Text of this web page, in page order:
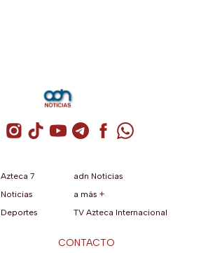
Cuenta de X / Twitter (se abre en una
Cuenta de Instagram (se abre en una
Cuenta de TikTok (se abre en
Cuenta de YouTube (se abre
Cuenta de Telegram (se
Cuenta de
Cuenta de
Azteca 7
Noticias
Deportes
adn Noticias
a más +
TV Azteca Internacional
CONTACTO